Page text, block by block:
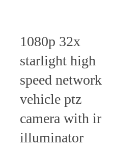
1080p 32x
starlight high
speed network
vehicle ptz
camera with ir
illuminator